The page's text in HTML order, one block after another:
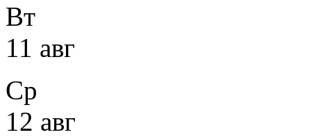
Вт
11 авг
Ср
12 авг